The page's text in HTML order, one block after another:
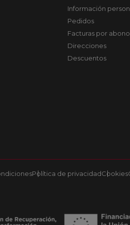
Información
Pedidos
Facturas por abono
Direcciones
Descuentos
Política de privacidadCookies